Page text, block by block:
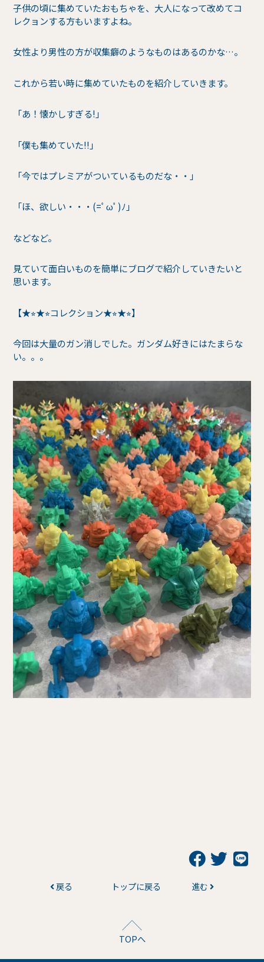
子供の頃に集めていたおもちゃを、大人になって改めてコ
レクョンする方もいますよね。
女性より男性の方が収集癖のようなものはあるのかな…。
これから若い時に集めていたものを紹介していきます。
「あ！懐かしすぎる!」
「僕も集めていた!!」
「今ではプレミアがついているものだな・・」
「ほ、欲しい・・・(=ﾟωﾟ)ﾉ」
などなど。
見ていて面白いものを簡単にブログで紹介していきたいと
思います。
【★⭐︎★⭐︎コレクション★⭐︎★⭐︎】
今回は大量のガン消しでした。ガンダム好きにはたまらな
い。。。
戻る トップに戻る 進む
TOPへ